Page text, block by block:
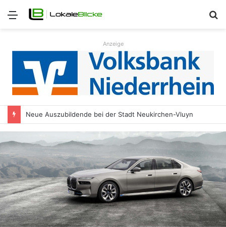
Menü
Anzeige
Neue Auszubildende bei der Stadt Neukirchen-Vluyn